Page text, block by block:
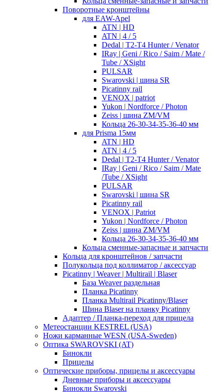
Поворотные кронштейны
для EAW-Apel
ATN | HD
ATN | 4 / 5
Dedal | T2-T4 Hunter / Venator
IRay | Geni / Rico / Saim / Mate /
Tube / XSight
PULSAR
Swarovski | шина SR
Picatinny rail
VENOX | patriot
Yukon | Nordforce / Photon
Zeiss | шина ZM/VM
Кольца 26-30-34-35-36-40 мм
для Prisma 15мм
ATN | HD
ATN | 4 / 5
Dedal | T2-T4 Hunter / Venator
IRay | Geni / Rico / Saim / Mate
/Tube / XSight
PULSAR
Swarovski | шина SR
Picatinny rail
VENOX | Patriot
Yukon | Nordforce / Photon
Zeiss | шина ZM/VM
Кольца 26-30-34-35-36-40 мм
Кольца сменные-запасные и запчасти
Кольца для кронштейнов / запчасти
Полукольца под коллиматор / аксессуар
Picatinny | Weaver | Multirail | Blaser
База Weaver раздельная
Планка Picatinny
Планка Multirail Picatinny/Blaser
Шина Blaser на планку Picatinny
Адаптер / Планка-переход для прицела
Метеостанции KESTREL (USA)
Ножи карманные WESN (USA-Sweden)
Оптика SWAROVSKI (AT)
Бинокли
Прицелы
Оптические приборы, прицелы и аксессуары
Дневные приборы и аксессуары
Бинокли Swarovski